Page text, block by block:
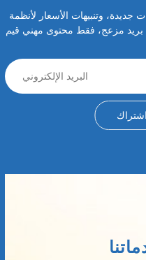
وتنبيهات الأسعار لأنظمة
بريد مزعج، فقط محتوى مهني قيم
اشتراك